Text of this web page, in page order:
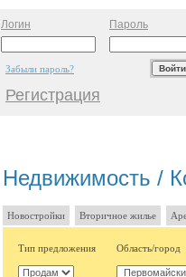
Логин Пароль
Забыли пароль?
Регистрация
Недвижимость /
Новостройки Вторичное жилье
Тип предложения Область/город